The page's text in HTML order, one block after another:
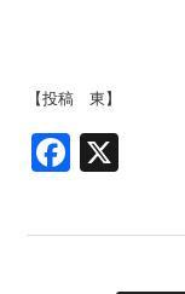
【投稿 東】